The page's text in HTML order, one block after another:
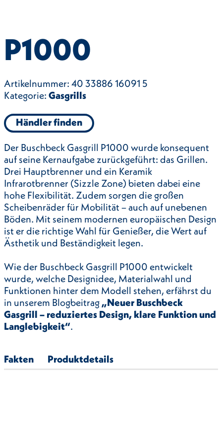
P1000
Artikelnummer: 40 33886 16091 5
Kategorie: Gasgrills
Händler finden
Der Buschbeck Gasgrill P1000 wurde konsequent
auf seine Kernaufgabe zurückgeführt: das Grillen.
Drei Hauptbrenner und ein Keramik
Infrarotbrenner (Sizzle Zone) bieten dabei eine
hohe Flexibilität. Zudem sorgen die großen
Scheibenräder für Mobilität – auch auf unebenen
Böden. Mit seinem modernen europäischen Design
ist er die richtige Wahl für Genießer, die Wert auf
Ästhetik und Beständigkeit legen.
Wie der Buschbeck Gasgrill P1000 entwickelt
wurde, welche Designidee, Materialwahl und
Funktionen hinter dem Modell stehen, erfährst du
in unserem Blogbeitrag „Neuer Buschbeck
Gasgrill – reduziertes Design, klare Funktion und
Langlebigkeit“.
Fakten Produktdetails